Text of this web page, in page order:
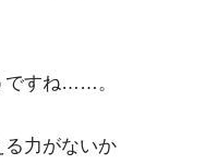
ですね……。
力がないか